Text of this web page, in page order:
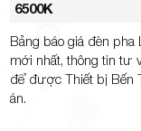
6500K
Bảng báo giá đèn
mới nhất, thông tin tư
để được Thiết bị Bến
án.